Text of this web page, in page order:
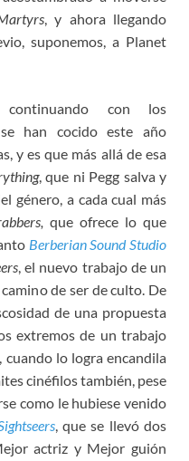
, y ahora llegando
suponemos, a Planet
con los
han cocido este año
y es que más allá de esa
, que ni Pegg salva y
género, a cada cual más
que ofrece lo que
Berberian Sound Studio
, el nuevo trabajo de un
de ser de culto. De
de una propuesta
extremos de un trabajo
cuando lo logra encandila
cinéfilos también, pese
como le hubiese venido
, que se llevó dos
actriz y Mejor guión